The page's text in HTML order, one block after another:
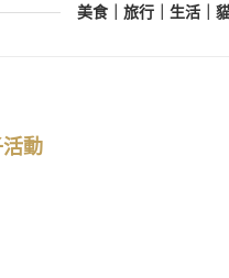
美食｜旅行｜生活｜
動